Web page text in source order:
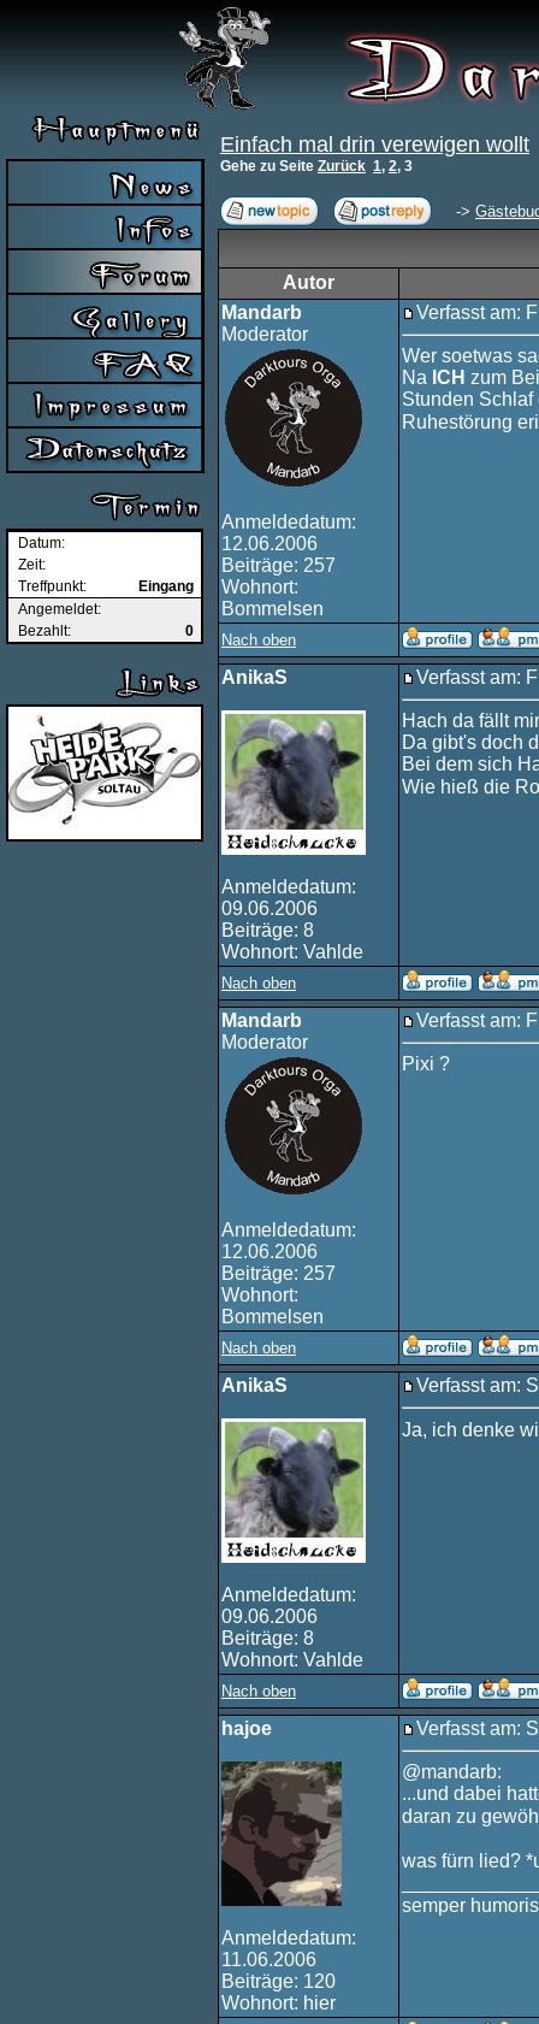
Datum:
Zeit:
Treffpunkt:
Eingang
Angemeldet:
Bezahlt:
0
Einfach mal drin verewigen wollt
Gehe zu Seite Zurück 1, 2, 3
->
Autor
Mandarb
Moderator
Anmeldedatum:
12.06.2006
Beiträge: 257
Wohnort:
Bommelsen
Verfasst am:
Wer soetwas
Na ICH zum
Stunden
Ruhestörung
Nach oben
AnikaS
Anmeldedatum:
09.06.2006
Beiträge: 8
Wohnort: Vahlde
Verfasst am:
Hach da fällt
Da gibt's doch
Bei dem sich
Wie hieß die
Nach oben
Mandarb
Moderator
Anmeldedatum:
12.06.2006
Beiträge: 257
Wohnort:
Bommelsen
Verfasst am:
Pixi ?
Nach oben
AnikaS
Anmeldedatum:
09.06.2006
Beiträge: 8
Wohnort: Vahlde
Verfasst am:
Ja, ich denke
Nach oben
hajoe
Anmeldedatum:
11.06.2006
Beiträge: 120
Wohnort: hier
Verfasst am:
@mandarb:
...und dabei
daran zu
was fürn lied?
semper